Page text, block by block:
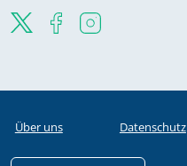
Über uns Datenschutz